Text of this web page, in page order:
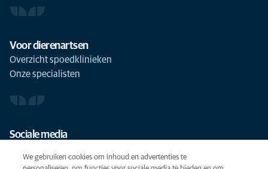
Voor dierenartsen
Overzicht spoedklinieken
Onze specialisten
Sociale media
We gebruiken cookies om inhoud en advertenties te